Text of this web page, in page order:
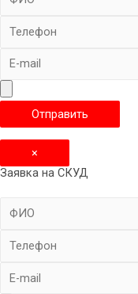
×
Заявка на СКУД